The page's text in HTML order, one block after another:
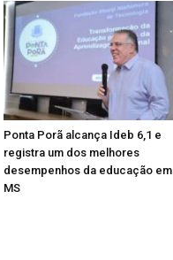
Ponta Porã alcança Ideb 6,1 e
registra um dos melhores
desempenhos da educação em
MS